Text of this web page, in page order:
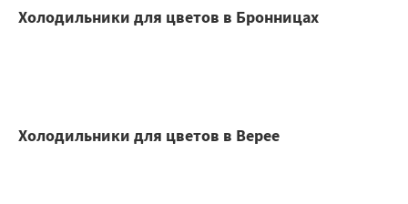
Холодильники для цветов в Бронницах
Холодильники для цветов в Верее